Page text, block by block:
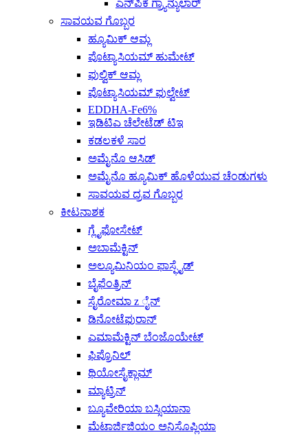
ಎನ್‌ಪಿಕೆ ಗ್ರ್ಯಾನ್ಯುಲಾರ್
ಸಾವಯವ ಗೊಬ್ಬರ
ಹ್ಯೂಮಿಕ್ ಆಮ್ಲ
ಪೊಟ್ಯಾಸಿಯಮ್ ಹುಮೇಟ್
ಫುಲ್ವಿಕ್ ಆಮ್ಲ
ಪೊಟ್ಯಾಸಿಯಮ್ ಫುಲ್ವೇಟ್
EDDHA-Fe6%
ಇಡಿಟಿಎ ಚೆಲೇಟೆಡ್ ಟಿಇ
ಕಡಲಕಳೆ ಸಾರ
ಅಮೈನೊ ಆಸಿಡ್
ಅಮೈನೊ ಹ್ಯೂಮಿಕ್ ಹೊಳೆಯುವ ಚೆಂಡುಗಳು
ಸಾವಯವ ದ್ರವ ಗೊಬ್ಬರ
ಕೀಟನಾಶಕ
ಗ್ಲೈಫೋಸೇಟ್
ಅಬಾಮೆಕ್ಟಿನ್
ಅಲ್ಯೂಮಿನಿಯಂ ಫಾಸ್ಫೈಡ್
ಬೈಫೆಂತ್ರಿನ್
ಸೈರೋಮಾ z ೈನ್
ಡಿನೋಟೆಫುರಾನ್
ಎಮಾಮೆಕ್ಟಿನ್ ಬೆಂಜೊಯೇಟ್
ಫಿಪ್ರೊನಿಲ್
ಥಿಯೋಸೈಕ್ಲಾಮ್
ಮ್ಯಾಟ್ರಿನ್
ಬ್ಯೂವೇರಿಯಾ ಬಸ್ಸಿಯಾನಾ
ಮೆಟಾರ್ಜಿಜಿಯಂ ಅನಿಸೊಪ್ಲಿಯಾ